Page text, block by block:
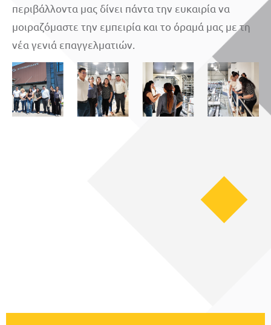
περιβάλλοντα μας δίνει πάντα την ευκαιρία να
μοιραζόμαστε την εμπειρία και το όραμά μας με τη
νέα γενιά επαγγελματιών.